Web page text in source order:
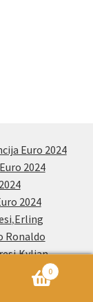
Euro 2024
2024
2024
,Erling
Ronaldo
,Kylian
dresi 0